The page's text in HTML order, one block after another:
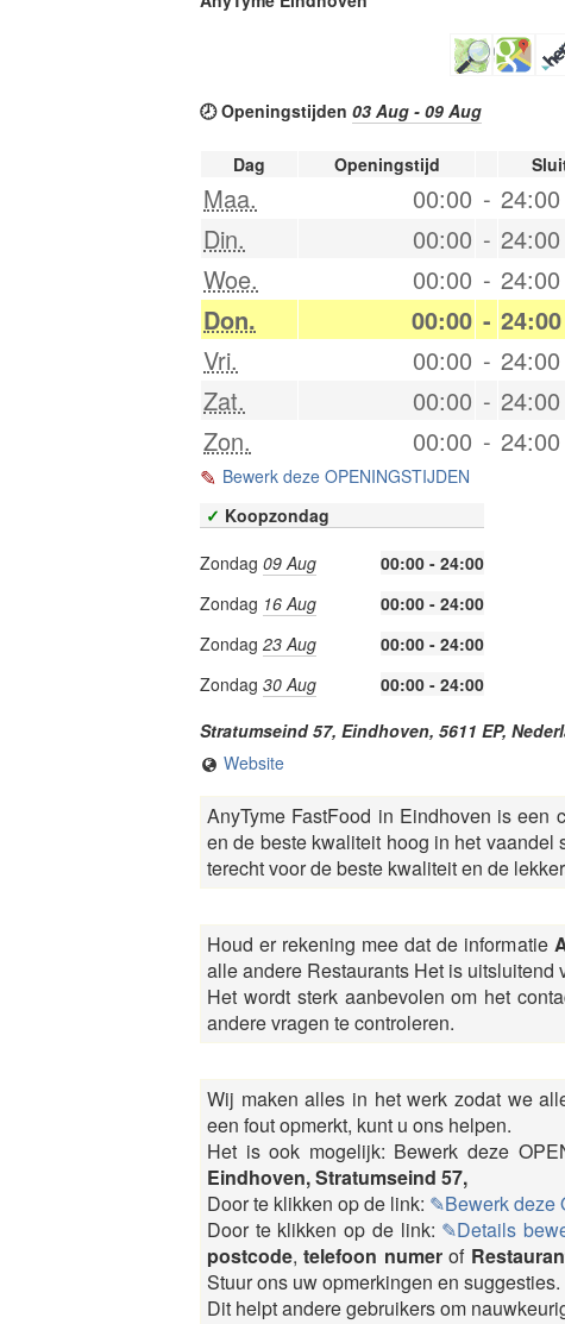
🕗 Openingstijden 03 Aug - 09 Aug
Dag Openingstijd
Maa. 00:00 - 24:00
Din.
00:00 - 24:00
Woe.
00:00 - 24:00
Don.
00:00 - 24:00
Vri.
00:00 - 24:00
Zat.
00:00 - 24:00
Zon.
00:00 - 24:00
Bewerk deze OPENINGSTIJDEN
✓ Koopzondag
Zondag 09 Aug
00:00 - 24:00
Zondag 16 Aug
00:00 - 24:00
Zondag 23 Aug
00:00 - 24:00
Zondag 30 Aug
00:00 - 24:00
Stratumseind 57, Eindhoven, 5611 EP,
Website
AnyTyme FastFood in Eindhoven is een
en de beste kwaliteit hoog in het
terecht voor de beste kwaliteit en de
Houd er rekening mee dat de informatie
alle andere Restaurants Het is uitsluitend
Het wordt sterk aanbevolen om het
andere vragen te controleren.
Wij maken alles in het werk zodat we
een fout opmerkt, kunt u ons helpen.
Het is ook mogelijk: Bewerk deze
Eindhoven, Stratumseind 57,
Door te klikken op de link: ✎Bewerk deze
Door te klikken op de link: ✎Details
postcode,telefoon numerof
Stuur ons uw opmerkingen en suggesties.
Dit helpt andere gebruikers om